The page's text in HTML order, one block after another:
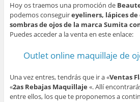
Hoy os traemos una promoción de
podemos conseguireyeliners, lápices de
sombras de ojos de la marca Sumita
Puedes acceder a la venta en este enlace:
Outlet online maquillaje de
Una vez entres, tendrás que ir a «Ventas
«2as Rebajas Maquillaje «. Allí
entre ellos, los que te proponemos a